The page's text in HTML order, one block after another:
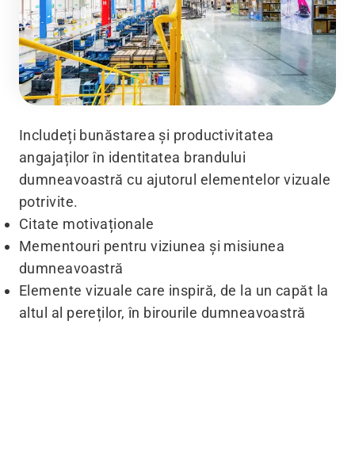
Includeți bunăstarea și productivitatea
angajaților în identitatea brandului
dumneavoastră cu ajutorul elementelor vizuale
potrivite.
Citate motivaționale
Mementouri pentru viziunea și misiunea
dumneavoastră
Elemente vizuale care inspiră, de la un capăt la
altul al pereților, în birourile dumneavoastră